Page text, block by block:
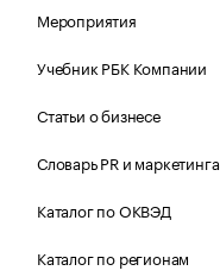
Мероприятия
Учебник РБК Компании
Статьи о бизнесе
Словарь PR и маркетинга
Каталог по ОКВЭД
Каталог по регионам